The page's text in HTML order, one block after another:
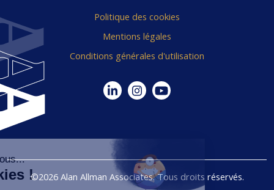
Politique des cookies
Mentions légales
Conditions générales d'utilisation
©2026 Alan Allman Associates. Tous droits réservés.